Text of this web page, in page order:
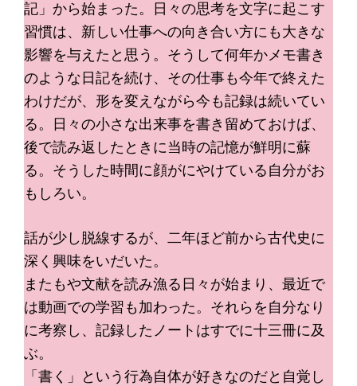
記」から始まった。日々の思考を文字に起こす
習慣は、新しい仕事への向き合い方にも大きな
影響を与えたと思う。そうして何年かメモ書き
のような日記を続け、その仕事も今年で終えた
わけだが、形を変えながら今も記録は続いてい
る。日々の小さな出来事を書き留めておけば、
後で読み返したときに当時の記憶が鮮明に蘇
る。そうした時間に顔がにやけている自分がお
もしろい。
話が少し脱線するが、二年ほど前から古代史に
深く興味をいだいた。
またもや文献を読み漁る日々が始まり、最近で
は動画での学習も加わった。それらを自分なり
に考察し、記録したノートはすでに十三冊に及
ぶ。
「書く」という行為自体が好きなのだと自覚し